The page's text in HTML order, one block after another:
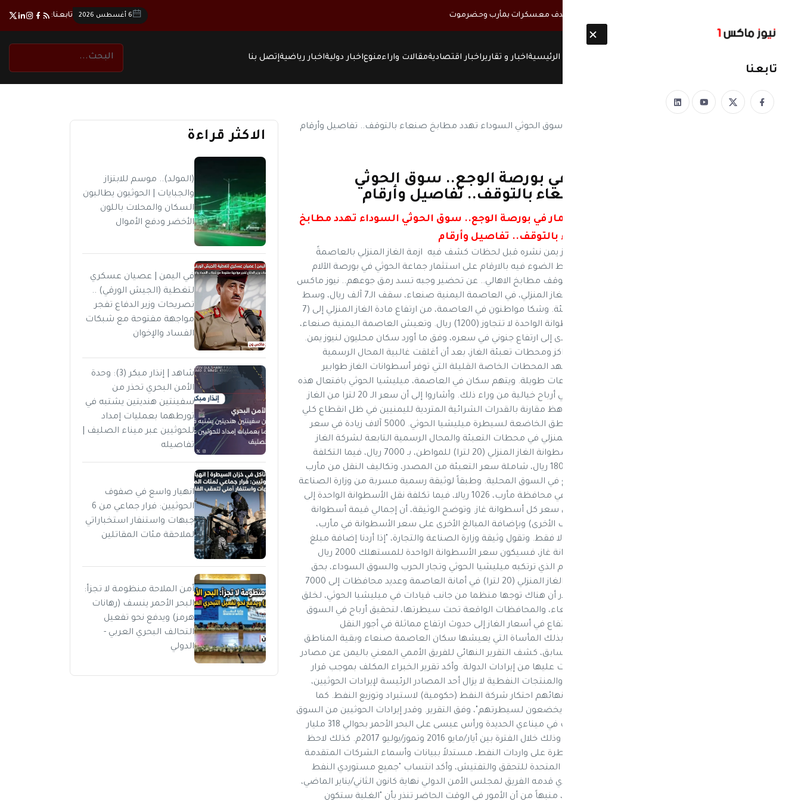
6 أغسطس 2026 تابعنا:
الرئيسيةاخبار و تقاريراخبار اقتصاديةمقالات واراءمنوعاخبار دوليةاخبار رياضيةإتصل بنا
تابعنا
الغاز المنزلي .. استثمار في بورصة الوجع.. سوق الحوثي
السوداء تهدد مطابخ صنعاء بالتوقف.. تفاصيل وأرقام
اليمن... ازمة الغاز المنزلي .. استثمار في بورصة الوجع.. سوق الحوثي السوداء تهدد مطابخ
صنعاء بالتوقف.. تفاصيل وأرقام
نيوز ماكس ون : فِي تقرير اخباري لـموقع نيوز يمن نشره قبل لحظات كشف فيه ازمة الغاز المنزلي بالعاصمةً
صنعاء واستطلاع فيه نبض الشارع .. وسلط الضوء فيه بالارقام على استثمار جماعة الحوثي في بورصة الآلام
وأوجاع المواطنين تهددهم بالموت بعد ان تتوقف مطابخ الاهالي.. عن تحضير وجبه تسد رمق جوعهم.. نيوز ماكس
ون يعيد نشر التقرير : تجاوز سعر اسطوانة الغاز المنزلي، في العاصمة اليمنية صنعاء، سقف الـ7 آلف ريال، وسط
إخفاء متعمد لهذه المادة من محطات التعبئة. وشكا مواطنون في العاصمة، من ارتفاع مادة الغاز المنزلي إلى (7
آلاف ريال) بدون أي سبب فيما تكاليف الاسطوانة الواحدة لا تتجاوز (1200) ريال. وتعيش العاصمة اليمنية صنعاء،
تحت وطأة نقص حاد في الغاز المنزلي، مما أدى إلى ارتفاع جنوني في سعره، وفق ما أورد سكان محليون لنيوز يمن.
وشوهدت طوابير طويلة لمواطنين، أمام مراكز ومحطات تعبئة الغاز، بعد أن أغلقت غالبية المحال الرسمية
والخاصة التي تبيع الغاز المنزلي أبوابها. وتشهد المحطات الخاصة القليلة التي توفر أسطوانات الغاز طوابير
طويلة ويضطر اليمنيون للانتظار أمامها ساعات طويلة. ويتهم سكان في العاصمة، ميليشيا الحوثي بافتعال هذه
الأزمة، بهدف بيع الغاز بالسوق السوداء وجني أرباح خيالية من وراء ذلك. وأشاروا إلى أن سعر الـ 20 لترا من الغاز
يبلغ 7 آلف ريال يمني (27 دولارا)، وهو سعر باهظ مقارنة بالقدرات الشرائية المتردية لليمنيين في ظل انقطاع كلي
للرواتب لأكثر من عام ونصف العام في المناطق الخاضعة لسيطرة ميليشيا الحوثي. 5000 آلاف زيادة في سعر
الغاز ويبلغ السعر الرسمي لأسطوانة الغار المنزلي في محطات التعبئة والمحال الرسمية التابعة لشركة الغاز
(1250 ريالا) أي ما يساوي 5 دولارات. وتباع أسطوانة الغاز المنزلي (20 لترا) للمواطن، بـ 7000 ريال، فيما التكلفة
الحقيقة للأسطوانة الواحدة لا تتجاوز مبلغ 1800 ريال، شاملة سعر التعبئة من المصدر، وتكاليف النقل من مأرب
إلى المحافظات، وأرباح محطات ومراكز البيع في السوق المحلية. وطبقاً لوثيقة رسمية مسربة من وزارة الصناعة
والتجارة، فإن سعر أسطوانة الغاز (20 لترا) في محافظة مأرب، 1026 ريالا، فيما تكلفة نقل الأسطوانة الواحدة إلى
أمانة العاصمة صنعاء 125 ريالا وتضاف على سعر كل أسطوانة غاز. وتوضح الوثيقة، أن إجمالي قيمة أسطوانة
الغاز (20 لترا) هو 1026 ريالا (من دون التكاليف الأخرى) وبإضافة المبالغ الأخرى على سعر الأسطوانة في مأرب،
يصبح سعر البيع في السوق المحلية 1777ريالا فقط. وتقول وثيقة وزارة الصناعة والتجارة، "إذا أردنا إضافة مبلغ
223 ريالا (احتياطي عام) على سعر كل أسطوانة غاز، فسيكون سعر الأسطوانة الواحدة للمستهلك 2000 ريال
فقط". وتوضح العملية الحسابية، حجم الجرم الذي ترتكبه ميليشيا الحوثي وتجار الحرب والسوق السوداء، بحق
المواطن اليمني، حيث وصل سعر أسطوانة الغاز المنزلي (20 لترا) في أمانة العاصمة وعديد محافظات إلى 7000
ريال. استثمار في وجع اليمنيين وتشير مصادر أن هناك توجها منظما من جانب قيادات في ميليشيا الحوثي، لخلق
أزمة حادة في الغاز المنزلي في العاصمة صنعاء، والمحافظات الواقعة تحت سيطرتها، لتحقيق أرباح في السوق
السوداء على حساب وجع اليمنيين. وأدى الارتفاع في أسعار الغاز إلى حدوث ارتفاع مماثلة في أجور النقل
والمواصلات بنسبة 100 في المئة، مضاعفا بذلك المأساة التي يعيشها سكان العاصمة صنعاء وبقية المناطق
الخاضعة لسيطرة الميليشيات. وفي وقت سابق، كشف التقرير النهائي للفريق الأممي المعني باليمن عن مصادر
إيرادات ميليشيا الحوثي والمبالغ التي استولت عليها من إيرادات الدولة. وأكد تقرير الخبراء المكلف بموجب قرار
مجلس الأمن 2342 (2017)، بأن توزيع الوقود والمنتجات النفطية لا يزال أحد المصادر الرئيسة لإيرادات الحوثيين،
مشيراً إلى سيطرتهم على هذا القطاع بعد إنهائهم احتكار شركة النفط (حكومية) لاستيراد وتوزيع النفط. كما
يستخدم الحوثيون "موزعين في سوق سوداء يخضعون لسيطرتهم"، وفق التقرير. وقدر إيرادات الحوثيين من السوق
السوداء لبيع المنتجات النفطية التي سلمت في ميناءي الحديدة ورأس عيسى على البحر الأحمر بحوالي 318 مليار
ريال يمني، ما يعادل مليارا و270 مليون دولار، وذلك خلال الفترة بين أيار/مايو 2016 وتموز/يوليو 2017م. كذلك لاحظ
الفريق وجود استراتيجية لدى الحوثيين للسيطرة على واردات النفط، مستدلاً ببيانات وأسماء الشركات المتقدمة
للحصول على تراخيص للدخول عبر آلية الأمم المتحدة للتحقق والتفتيش، وأكد انتساب "جميع مستوردي النفط
العاملين حالياً إلى الحوثيين". وأكد التقرير، الذي قدمه الفريق لمجلس الأمن الدولي نهاية كانون الثاني/يناير الماضي،
أن "هناك تجار حروب جددا آخذون في الظهور"، منبهاً من أن الأمور في الوقت الحاضر تنذر بأن "الغلبة ستكون
الاكثر قراءة
(المولد).. موسم للابتزاز
والجبايات | الحوثيون يطالبون
السكان والمحلات باللون
الأخضر ودفع الأموال
في اليمن | عصيان عسكري
لتغطية (الجيش الورقي) ..
تصريحات وزير الدفاع تفجر
مواجهة مفتوحة مع شبكات
الفساد والإخوان
شاهد | إنذار مبكر (3): وحدة
الأمن البحري تحذر من
سفينتين هنديتين يشتبه في
تورطهما بعمليات إمداد
للحوثيين عبر ميناء الصليف |
تفاصيله
انهيار واسع في صفوف
الحوثيين: فرار جماعي من 6
جبهات واستنفار استخباراتي
لملاحقة مئات المقاتلين
أمن الملاحة منظومة لا تجزأ:
البحر الأحمر ينسف (رهانات
هرمز) ويدفع نحو تفعيل
التحالف البحري العربي -
الدولي